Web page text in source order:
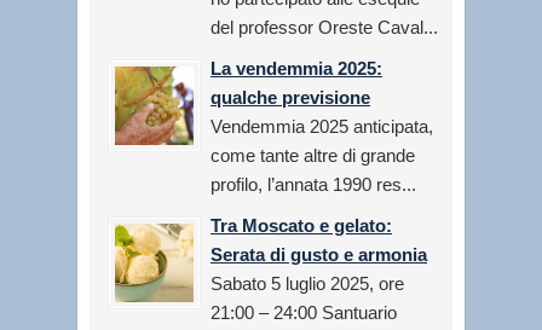
del professor Oreste Caval...
La vendemmia 2025:
qualche previsione
Vendemmia 2025 anticipata,
come tante altre di grande
profilo, l’annata 1990 res...
Tra Moscato e gelato:
Serata di gusto e armonia
Sabato 5 luglio 2025, ore
21:00 – 24:00 Santuario